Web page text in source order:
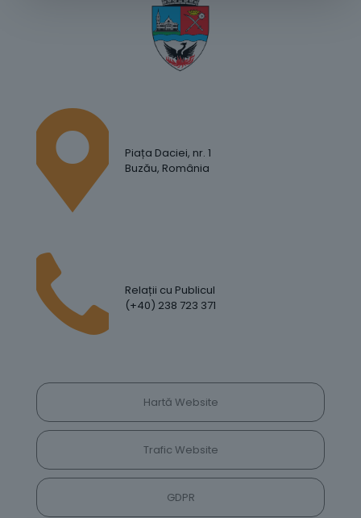
Piața Daciei, nr. 1
Buzău, România
Relații cu Publicul
(+40) 238 723 371
Hartă Website
Trafic Website
GDPR